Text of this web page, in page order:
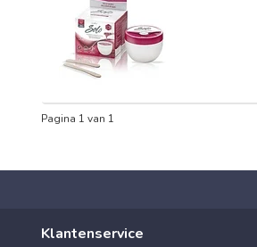
Pagina 1 van 1
Klantenservice